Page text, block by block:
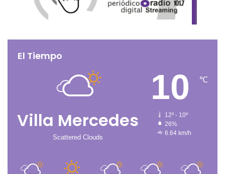
El Tiempo
Villa Mercedes
Scattered Clouds
10 ℃
12º - 10º
26%
6.64 km/h